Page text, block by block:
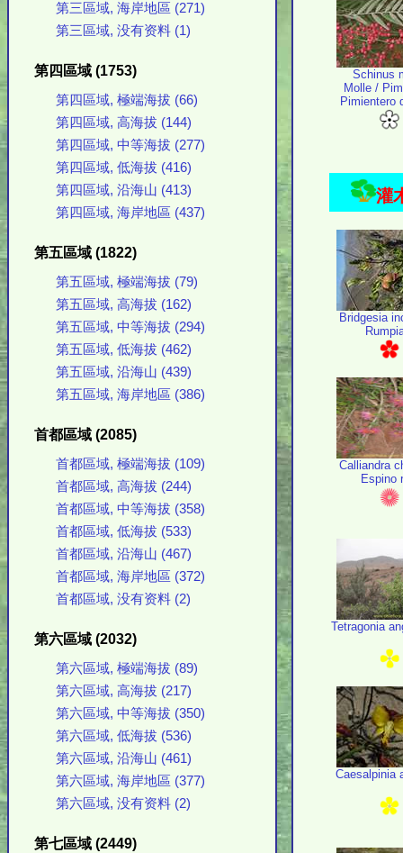
第三區域, 海岸地區 (271)
第三區域, 没有资料 (1)
第四區域 (1753)
第四區域, 極端海拔 (66)
第四區域, 高海拔 (144)
第四區域, 中等海拔 (277)
第四區域, 低海拔 (416)
第四區域, 沿海山 (413)
第四區域, 海岸地區 (437)
第五區域 (1822)
第五區域, 極端海拔 (79)
第五區域, 高海拔 (162)
第五區域, 中等海拔 (294)
第五區域, 低海拔 (462)
第五區域, 沿海山 (439)
第五區域, 海岸地區 (386)
首都區域 (2085)
首都區域, 極端海拔 (109)
首都區域, 高海拔 (244)
首都區域, 中等海拔 (358)
首都區域, 低海拔 (533)
首都區域, 沿海山 (467)
首都區域, 海岸地區 (372)
首都區域, 没有资料 (2)
第六區域 (2032)
第六區域, 極端海拔 (89)
第六區域, 高海拔 (217)
第六區域, 中等海拔 (350)
第六區域, 低海拔 (536)
第六區域, 沿海山 (461)
第六區域, 海岸地區 (377)
第六區域, 没有资料 (2)
第七區域 (2449)
Schinus
Molle /
Pimientero
灌
Bridgesia
Calliandra
Espino
Tetragonia
Caesalpinia